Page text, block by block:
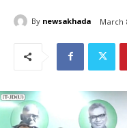
By newsakhada March